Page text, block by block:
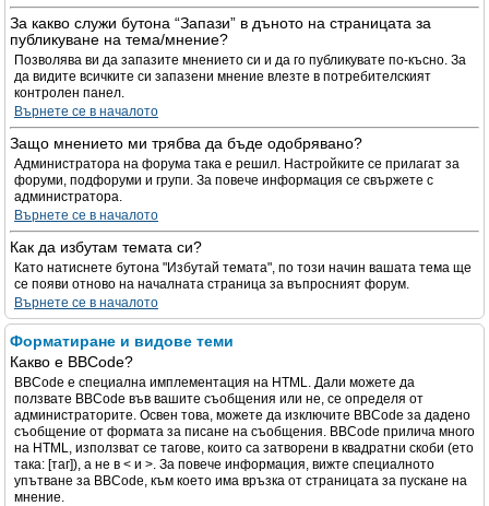
За какво служи бутона “Запази” в дъното на страницата за
публикуване на тема/мнение?
Позволява ви да запазите мнението си и да го публикувате по-късно. За
да видите всичките си запазени мнение влезте в потребителският
контролен панел.
Върнете се в началото
Защо мнението ми трябва да бъде одобрявано?
Администратора на форума така е решил. Настройките се прилагат за
форуми, подфоруми и групи. За повече информация се свържете с
администратора.
Върнете се в началото
Как да избутам темата си?
Като натиснете бутона "Избутай темата", по този начин вашата тема ще
се появи отново на началната страница за въпросният форум.
Върнете се в началото
Форматиране и видове теми
Какво е BBCode?
BBCode е специална имплементация на HTML. Дали можете да
ползвате BBCode във вашите съобщения или не, се определя от
администраторите. Освен това, можете да изключите BBCode за дадено
съобщение от формата за писане на съобщения. BBCode прилича много
на HTML, използват се тагове, които са затворени в квадратни скоби (ето
така: [таг]), а не в < и >. За повече информация, вижте специалното
упътване за BBCode, към което има връзка от страницата за пускане на
мнение.